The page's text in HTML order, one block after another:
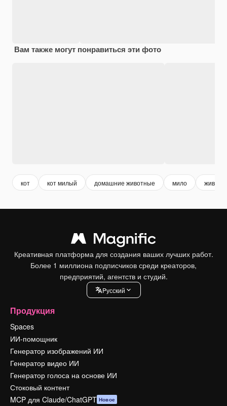
Вам также могут понравиться эти фото
кот кот милый домашние животные мило
Креативная платформа для создания ваших лучших работ.
Более 1 миллиона подписчиков среди креаторов,
предприятий, агентств и студий.
Pусский
Продукция
Spaces
ИИ-помощник
Генератор изображений ИИ
Генератор видео ИИ
Генератор голоса на основе ИИ
Стоковый контент
MCP для Claude/ChatGPT Новое